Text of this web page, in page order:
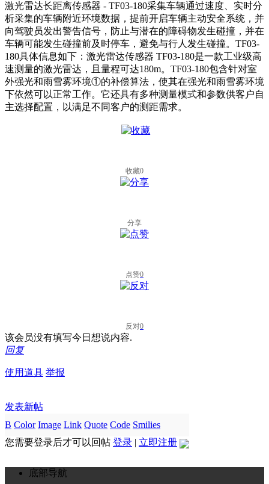
激光雷达长距离传感器 - TF03-180采集车辆通过速度、实时分
析采集的车辆附近环境数据，提前开启车辆主动安全系统，并
向驾驶员发出警告信号，防止与潜在的障碍物发生碰撞，并在
车辆可能发生碰撞前及时停车，避免与行人发生碰撞。TF03-
180具体信息如下：激光雷达传感器 TF03-180是一款工业级高
速测量的激光雷达，且量程可达180m。TF03-180包含针对室
外强光和雨雪雾环境①的补偿算法，使其在强光和雨雪雾环境
下依然可以正常工作。它还具有多种测量模式和参数供客户自
主选择配置，以满足不同客户的测距需求。
收藏0
分享
点赞0
反对0
该会员没有填写今日想说内容.
回复
使用道具 举报
发表新帖
B Color Image Link Quote Code Smilies
您需要登录后才可以回帖 登录 | 立即注册
底部导航